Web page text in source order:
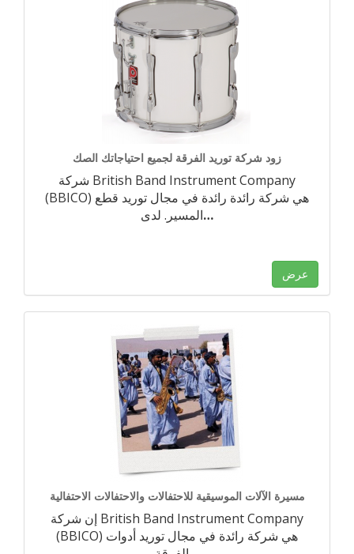
زود شركة توريد الفرقة لجميع احتياجاتك الصك
شركة British Band Instrument Company
(BBICO) هي شركة رائدة رائدة في مجال توريد قطع
المسير. لدى…
عرض
مسيرة الآلات الموسيقية للاحتفالات والاحتفالات الاحتفالية
إن شركة British Band Instrument Company
(BBICO) هي شركة رائدة في مجال توريد أدوات